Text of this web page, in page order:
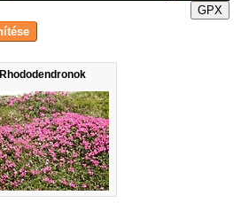
Rhododendronok
GPX